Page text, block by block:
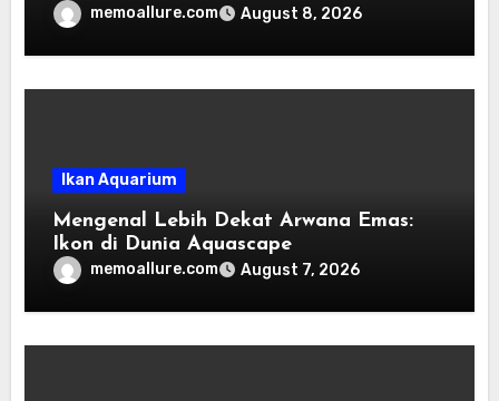
memoallure.com August 8, 2026
Ikan Aquarium
Mengenal Lebih Dekat Arwana Emas:
Ikon di Dunia Aquascape
memoallure.com August 7, 2026